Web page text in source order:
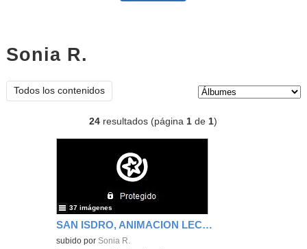
Sonia R.
Todos los contenidos
24 resultados (página1 de1)
SAN ISDRO, ANIMACION LECTURA Y PLANETARIO
subido por Sonia R.
37 imágenes